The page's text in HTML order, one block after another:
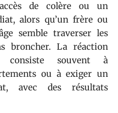
de colère ou un
alors qu’un frère ou
semble traverser les
broncher. La réaction
consiste souvent à
ou à exiger un
avec des résultats